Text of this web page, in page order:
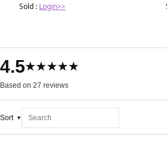
Sold : Login>>
4.5★★★★★
Based on 27 reviews
Sort